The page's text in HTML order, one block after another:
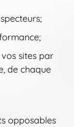
sites par
de chaque
opposables